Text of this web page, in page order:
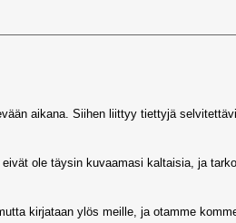
aikana. Siihen liittyy tiettyjä
ole täysin kuvaamasi kaltaisia, ja
kirjataan ylös meille, ja otamme